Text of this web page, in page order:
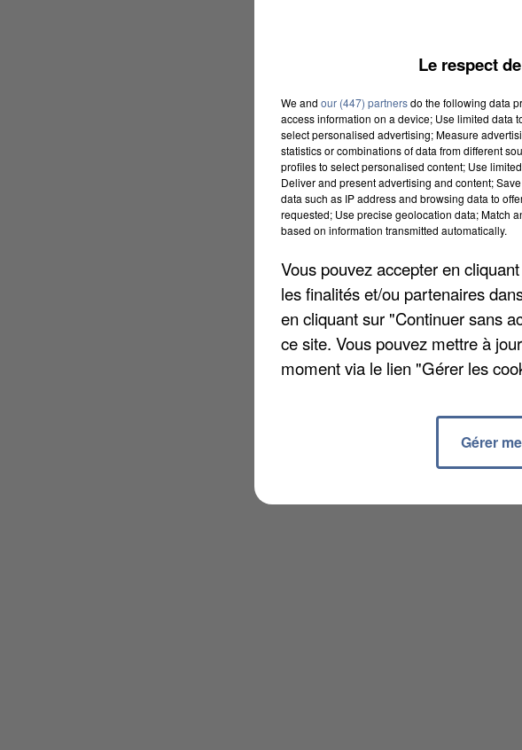
Le respect
We and our (447) partnersdo the following data
access information on a device; Use limited data
select personalised advertising; Measure
statistics or combinations of data from different
profiles to select personalised content; Use
Deliver and present advertising and content;
data such as IP address and browsing data to
requested; Use precise geolocation data; Match
based on information transmitted automatically.
Vous pouvez accepter en
les finalités et/ou partenaires
en cliquant sur "Continuer sans
ce site. Vous pouvez mettre à
moment via le lien "Gérer les
Gérer